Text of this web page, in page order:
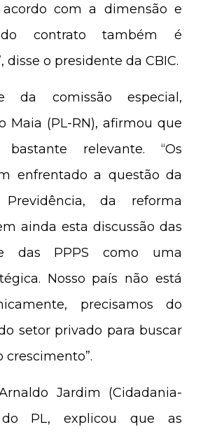
acordo com a dimensão e
do contrato também é
disse o presidente da CBIC.
da comissão especial,
Maia (PL-RN), afirmou que
relevante. “Os
enfrentado a questão da
da reforma
ainda esta discussão das
e das PPPS como uma
Nosso país não está
precisamos do
setor privado para buscar
crescimento”.
Jardim (Cidadania-
PL, explicou que as